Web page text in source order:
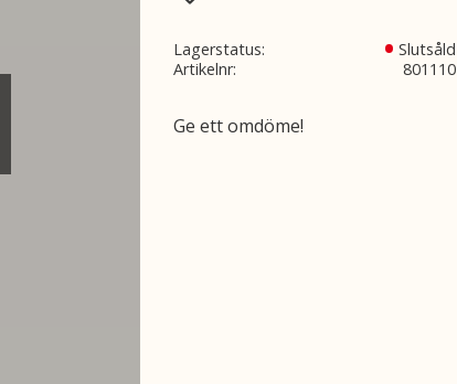
Lagerstatus
Slutsåld
Artikelnr
801110
Ge ett omdöme!